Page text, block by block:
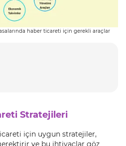
haber ticareti için gerekli araçlar
Stratejileri
için uygun stratejiler,
ve bu ihtiyaçlar göz